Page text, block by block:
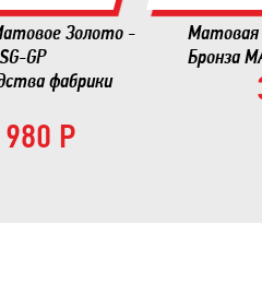
Золото -
GP
фабрики
980 Р
Матовая
Бронза